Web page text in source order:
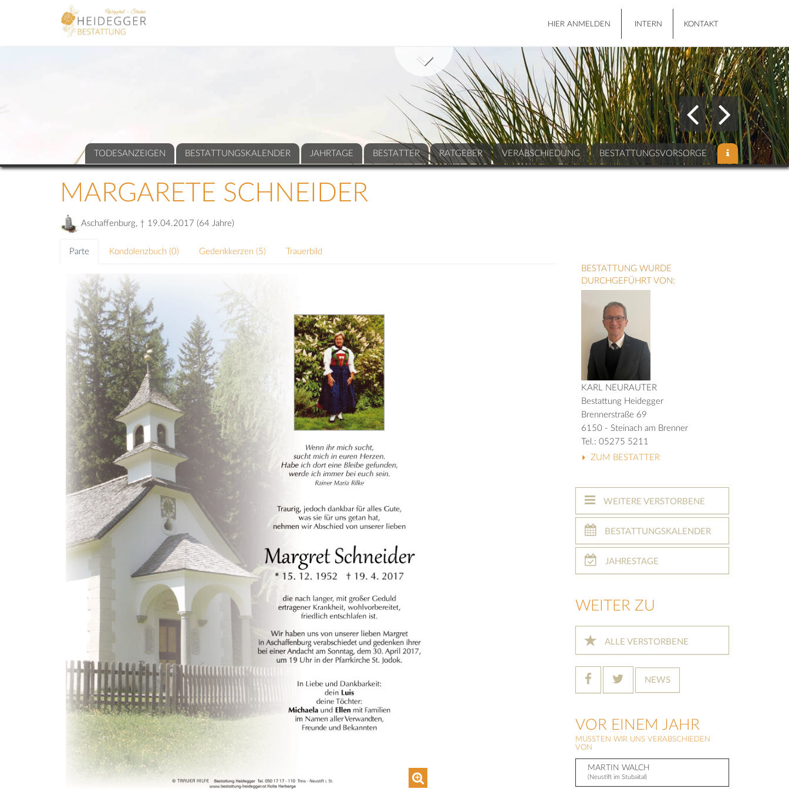
HIER ANMELDEN INTERN KONTAKT
TODESANZEIGEN BESTATTUNGSKALENDER JAHRTAGE BESTATTER RATGEBER VERABSCHIEDUNG BESTATTUNGSVORSORGE
MARGARETE SCHNEIDER
Aschaffenburg, † 19.04.2017 (64 Jahre)
Parte Kondolenzbuch (0) Gedenkkerzen (5)
Trauerbild
BESTATTUNG WURDE
DURCHGEFÜHRT VON:
KARL NEURAUTER
Bestattung Heidegger
Brennerstraße 69
6150 - Steinach am Brenner
Tel.: 05275 5211
ZUM BESTATTER
WEITERE VERSTORBENE
BESTATTUNGSKALENDER
JAHRESTAGE
WEITER ZU
ALLE VERSTORBENE
NEWS
VOR EINEM JAHR
MUSSTEN WIR UNS VERABSCHIEDEN
VON
MARTIN WALCH
(Neustift im Stubaital)